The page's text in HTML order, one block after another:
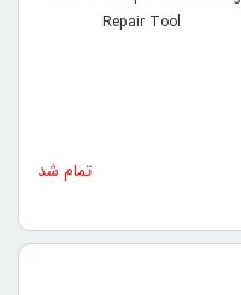
Repair Tool
تمام شد